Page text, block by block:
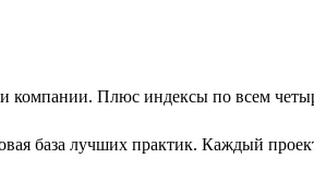
компании. Плюс индексы по всем
база лучших практик. Каждый